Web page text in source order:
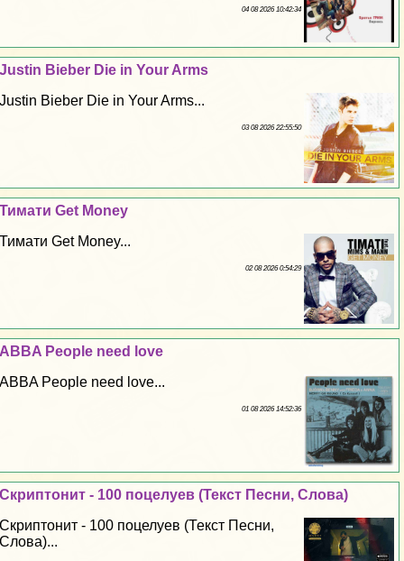
04 08 2026 10:42:34
Justin Bieber Die in Your Arms
Justin Bieber Die in Your Arms...
03 08 2026 22:55:50
Тимати Get Money
Тимати Get Money...
02 08 2026 0:54:29
ABBA People need love
ABBA People need love...
01 08 2026 14:52:36
Скриптонит - 100 поцелуев (Текст Песни, Слова)
Скриптонит - 100 поцелуев (Текст Песни,
Слова)...